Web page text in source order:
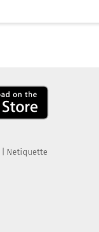
Netiquette